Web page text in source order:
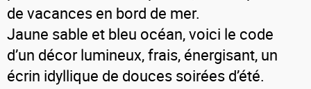
de vacances en bord de mer.
Jaune sable et bleu océan, voici le code
d’un décor lumineux, frais, énergisant, un
écrin idyllique de douces soirées d’été.